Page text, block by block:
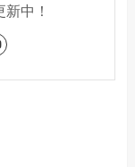
中！